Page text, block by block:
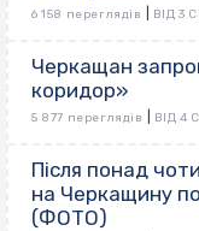
6 158 переглядів ВІД 3
Черкащан
коридор»
5 877 переглядів ВІД 4
Після понад
на Черкащину
(ФОТО)